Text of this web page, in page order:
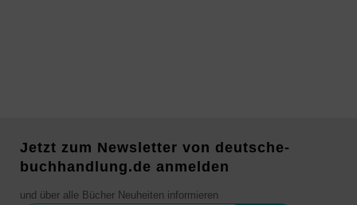
Jetzt zum Newsletter von deutsche-
buchhandlung.de anmelden
und über alle Bücher Neuheiten informieren